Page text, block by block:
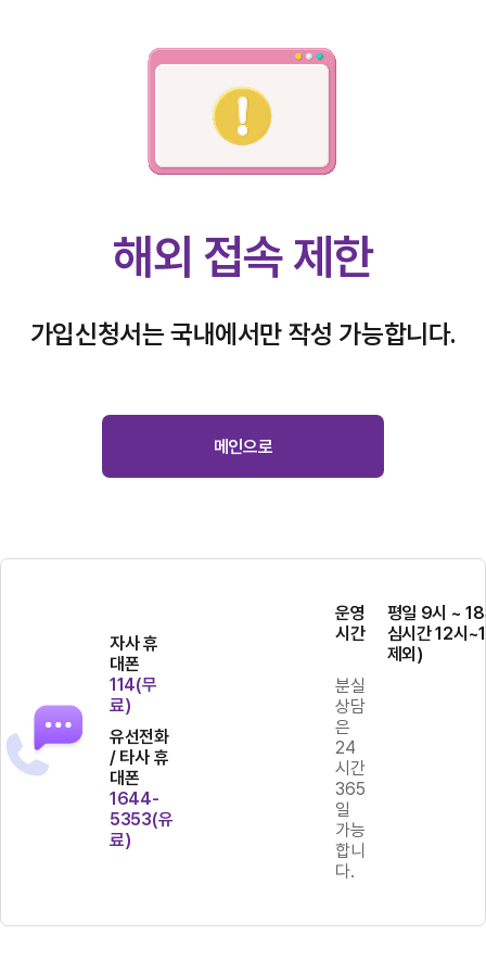
해외 접속 제한
가입신청서는 국내에서만 작성 가능합니다.
메인으로
자사 휴
대폰
114(무
료)
유선전화
/ 타사 휴
대폰
1644-
5353(유
료)
운영
시간
평일 9시 ~
심시간 12시
제외)
분실
상담
은
24
시간
365
일
가능
합니
다.